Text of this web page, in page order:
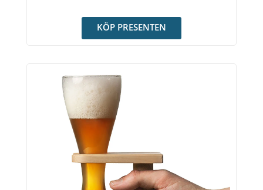
KÖP PRESENTEN